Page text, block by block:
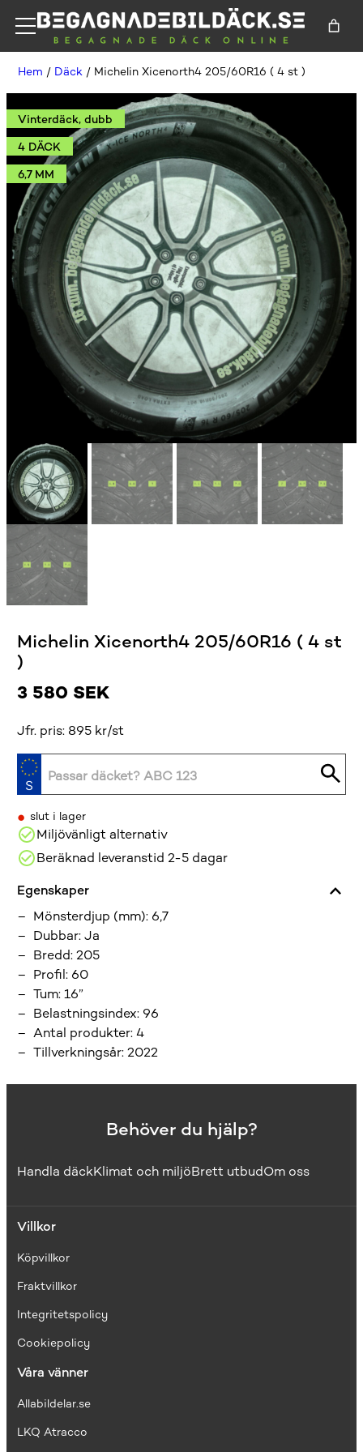
Hem / Däck / Michelin Xicenorth4 205/60R16 ( 4 st )
Vinterdäck, dubb
4 DÄCK
6,7 MM
Michelin Xicenorth4 205/60R16 ( 4 st
)
3 580 SEK
Jfr. pris: 895 kr/st
• slut i lager
Miljövänligt alternativ
Beräknad leveranstid 2-5 dagar
Egenskaper
Mönsterdjup (mm): 6,7
Dubbar:Ja
Bredd:205
Profil: 60
Tum:16”
Belastningsindex: 96
Antal produkter:4
Tillverkningsår:2022
Behöver du hjälp?
Handla däckKlimat och miljöBrett utbudOm oss
Villkor
Köpvillkor
Fraktvillkor
Integritetspolicy
Cookiepolicy
Våra vänner
Allabildelar.se
LKQ Atracco